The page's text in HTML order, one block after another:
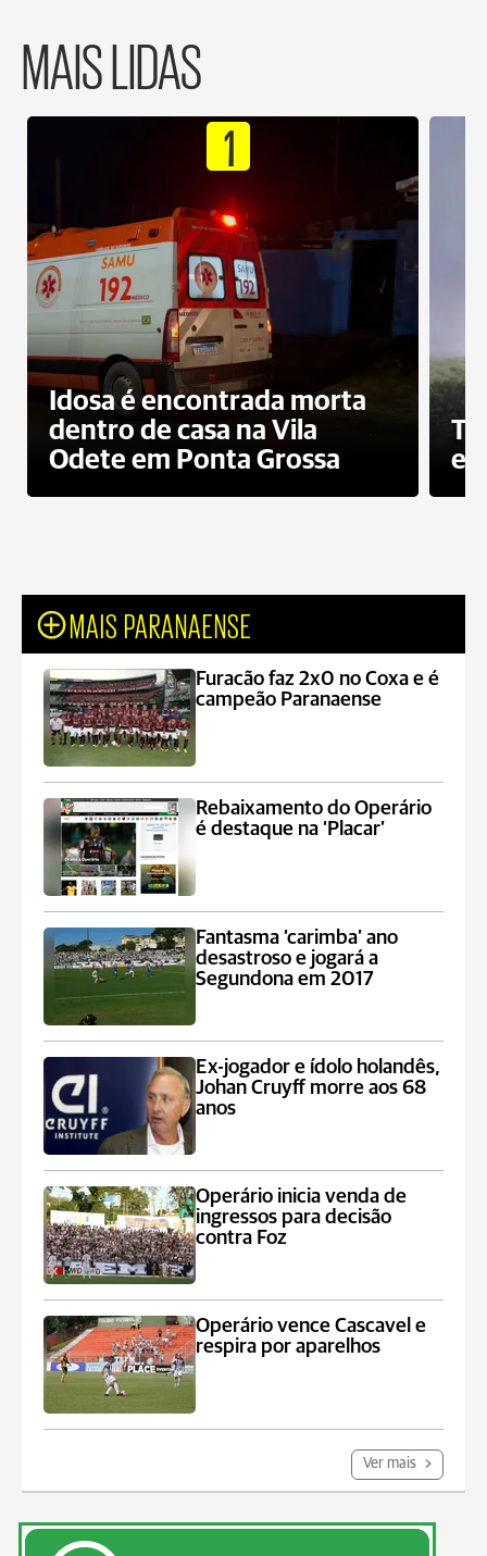
MAIS LIDAS
1
Idosa é encontrada morta
dentro de casa na Vila
Odete em Ponta Grossa
e
MAIS PARANAENSE
Furacão faz 2x0 no Coxa e é
campeão Paranaense
Rebaixamento do Operário
é destaque na ‘Placar’
Fantasma ‘carimba’ ano
desastroso e jogará a
Segundona em 2017
Ex-jogador e ídolo holandês,
Johan Cruyff morre aos 68
anos
Operário inicia venda de
ingressos para decisão
contra Foz
Operário vence Cascavel e
respira por aparelhos
Ver mais